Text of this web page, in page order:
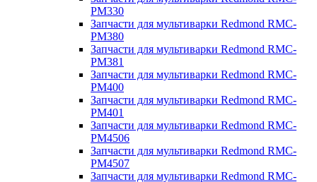
PM330
Запчасти для мультиварки Redmond RMC-
PM380
Запчасти для мультиварки Redmond RMC-
PM381
Запчасти для мультиварки Redmond RMC-
PM400
Запчасти для мультиварки Redmond RMC-
PM401
Запчасти для мультиварки Redmond RMC-
PM4506
Запчасти для мультиварки Redmond RMC-
PM4507
Запчасти для мультиварки Redmond RMC-